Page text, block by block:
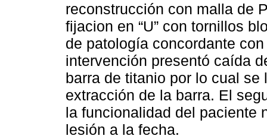
reconstrucción con malla de
fijacion en “U” con tornillos
de patología concordante
intervención presentó caída
barra de titanio por lo cual
extracción de la barra. El
la funcionalidad del paciente
lesión a la fecha.